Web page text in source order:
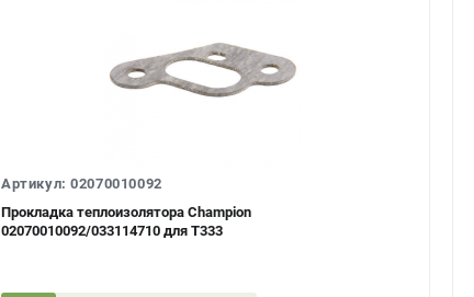
Артикул: 02070010092
Прокладка теплоизолятора Champion
02070010092/033114710 для T333